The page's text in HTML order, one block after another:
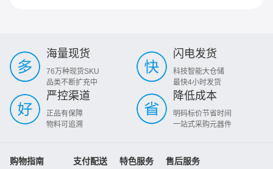
海量现货
76万种现货SKU
品类不断扩充中
闪电发货
科技智能大仓储
最快4小时发货
严控渠道
正品有保障
物料可追溯
降低成本
明码标价节省时间
一站式采购元器件
购物指南 支付配送 特色服务 售后服务